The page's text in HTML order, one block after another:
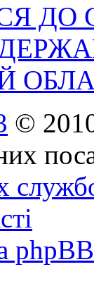
ДО
©
phpBB